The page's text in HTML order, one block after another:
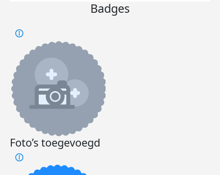
Badges
Foto’s toegevoegd